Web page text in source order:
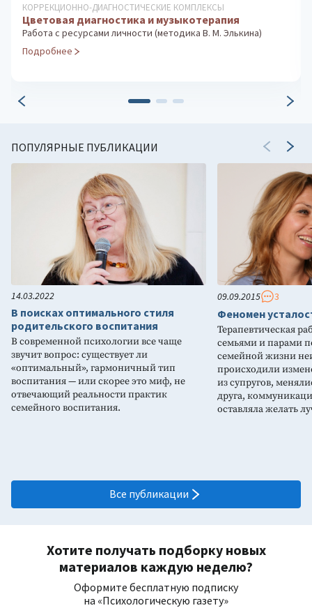
ДИАГНОСТИКА ОСОБЕННОСТЕЙ ЛИЧНОСТИ
Истории о чувствах
Технология развития эмоционального интеллекта у детей
Подробнее
ПОПУЛЯРНЫЕ ПУБЛИКАЦИИ
14.03.2022
В поисках оптимального стиля
родительского воспитания
В современной психологии все чаще
звучит вопрос: существует ли
«оптимальный», гармоничный тип
воспитания — или скорее это миф, не
отвечающий реальности практик
семейного воспитания.
09.09.2015 3
Феномен
Терапевтическая
семьями и парами
семейной жизни
происходили
из супругов,
друга,
оставляла желать
Все публикации
Хотите получать подборку новых
материалов каждую неделю?
Оформите бесплатную подписку
на «Психологическую газету»